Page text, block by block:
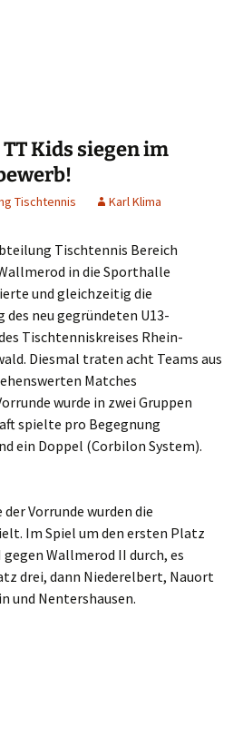
des TuS 1894
Kids siegen im
Tischtennis Karl Klima
Tischtennis Bereich
in die Sporthalle
und gleichzeitig die
neu gegründeten U13-
Tischtenniskreises Rhein-
Diesmal traten acht Teams aus
Matches
wurde in zwei Gruppen
spielte pro Begegnung
ein Doppel (Corbilon System).
Vorrunde wurden die
Im Spiel um den ersten Platz
Wallmerod II durch, es
drei, dann Niederelbert, Nauort
und Nentershausen.
im Anfänger Wettbewerb!